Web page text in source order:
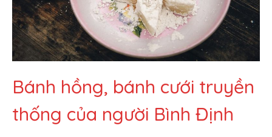
Bánh hồng, bánh cưới truyền
thống của người Bình Định